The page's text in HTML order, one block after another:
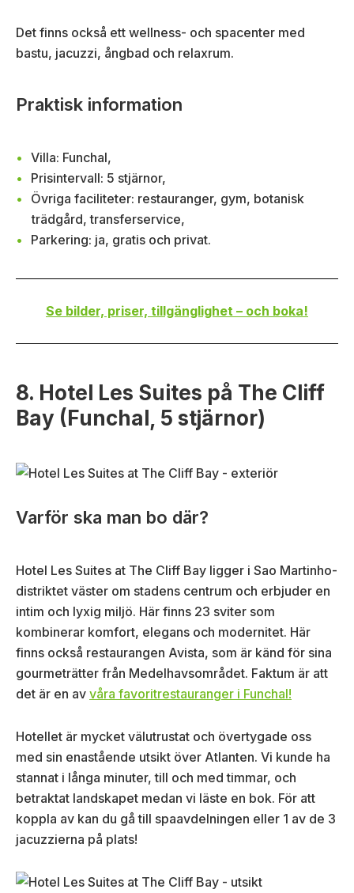
Det finns också ett wellness- och spacenter med
bastu, jacuzzi, ångbad och relaxrum.
Praktisk information
Villa: Funchal,
Prisintervall: 5 stjärnor,
Övriga faciliteter: restauranger, gym, botanisk
trädgård, transferservice,
Parkering: ja, gratis och privat.
Se bilder, priser, tillgänglighet – och boka!
8. Hotel Les Suites på The Cliff
Bay (Funchal, 5 stjärnor)
Varför ska man bo där?
Hotel Les Suites at The Cliff Bay ligger i Sao Martinho-
distriktet väster om stadens centrum och erbjuder en
intim och lyxig miljö. Här finns 23 sviter som
kombinerar komfort, elegans och modernitet. Här
finns också restaurangen Avista, som är känd för sina
gourmeträtter från Medelhavsområdet. Faktum är att
det är en av våra favoritrestauranger i Funchal!
Hotellet är mycket välutrustat och övertygade oss
med sin enastående utsikt över Atlanten. Vi kunde ha
stannat i långa minuter, till och med timmar, och
betraktat landskapet medan vi läste en bok. För att
koppla av kan du gå till spaavdelningen eller 1 av de 3
jacuzzierna på plats!